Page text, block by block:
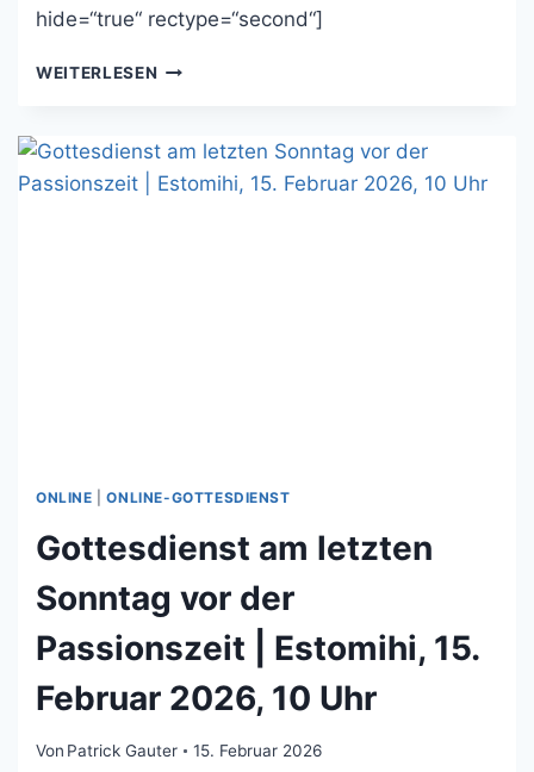
hide=“true“ rectype=“second“]
WEITERLESEN GOTTESDIENST
SONNTAG
PASSIONSZEIT
ONLINE |ONLINE-GOTTESDIENST
Gottesdienst am letzten
Sonntag vor der
Passionszeit | Estomihi, 15.
Februar 2026, 10 Uhr
Von Patrick Gauter 15. Februar 2026